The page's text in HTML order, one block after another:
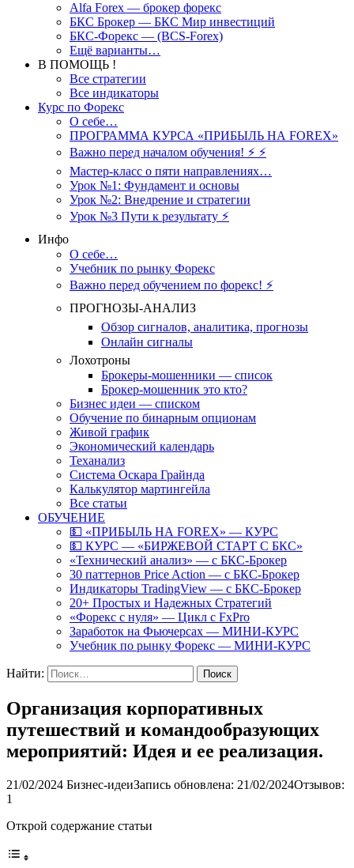
Alfa Forex — брокер форекс
БКС Брокер — БКС Мир инвестиций
БКС-Форекс — (BCS-Forex)
Ещё варианты…
В ПОМОЩЬ !
Все стратегии
Все индикаторы
Курс по Форекс
О себе…
ПРОГРАММА КУРСА «ПРИБЫЛЬ НА FOREX»
Важно перед началом обучения! ⚡ ⚡
Мастер-класс о пяти направлениях…
Урок №1: Фундамент и основы
Урок №2: Внедрение и стратегии
Урок №3 Пути к результату ⚡️
Инфо
О себе…
Учебник по рынку Форекс
Важно перед обучением по форекс! ⚡
ПРОГНОЗЫ-АНАЛИЗ
Обзор сигналов, аналитика, прогнозы
Онлайн сигналы
Лохотроны
Брокеры-мошенники — список
Брокер-мошенник это кто?
Бизнес идеи — списком
Обучение по бинарным опционам
Живой график
Экономический календарь
Теханализ
Система Оскара Грайнда
Калькулятор мартингейла
Все статьи
ОБУЧЕНИЕ
💵 «ПРИБЫЛЬ НА FOREX» — КУРС
💵 КУРС — «БИРЖЕВОЙ СТАРТ С БКС»
«Технический анализ» — с БКС-Брокер
30 паттернов Price Action — с БКС-Брокер
Индикаторы TradingView — с БКС-Брокер
20+ Простых и Надежных Стратегий
«Форекс с нуля» — Цикл с FxPro
Заработок на Фьючерсах — МИНИ-КУРС
Учебник по рынку Форекс — МИНИ-КУРС
Найти:
Организация корпоративных
путешествий и командообразующих
мероприятий: Идея и ее реализация.
21/02/2024 Бизнес-идеиЗапись обновлена: 21/02/2024Отзывов:
1
Открой содержание статьи